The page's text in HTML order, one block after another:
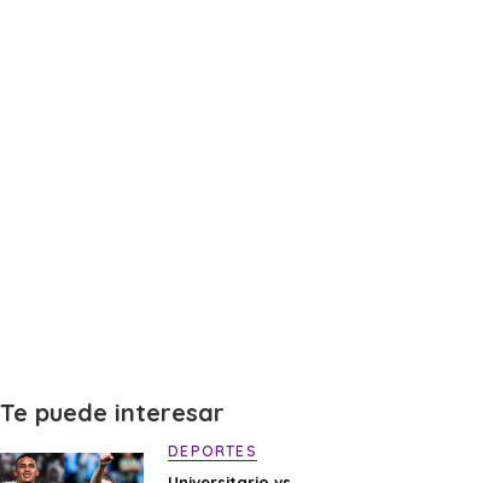
Te puede interesar
DEPORTES